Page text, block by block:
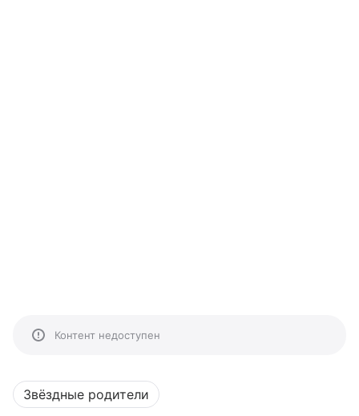
Контент недоступен
Звёздные родители